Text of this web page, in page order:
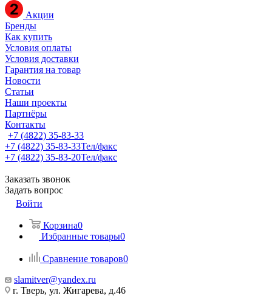
Акции
Бренды
Как купить
Условия оплаты
Условия доставки
Гарантия на товар
Новости
Статьи
Наши проекты
Партнёры
Контакты
+7 (4822) 35-83-33
+7 (4822) 35-83-33Тел/факс
+7 (4822) 35-83-20Тел/факс
Заказать звонок
Задать вопрос
Войти
Корзина0
Избранные товары0
Сравнение товаров0
slamitver@yandex.ru
г. Тверь, ул. Жигарева, д.46